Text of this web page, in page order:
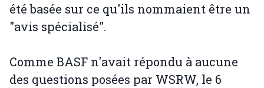
été basée sur ce qu'ils nommaient être un
"avis spécialisé".
Comme BASF n'avait répondu à aucune
des questions posées par WSRW, le 6